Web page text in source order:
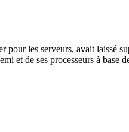
pour les serveurs, avait
et de ses processeurs à